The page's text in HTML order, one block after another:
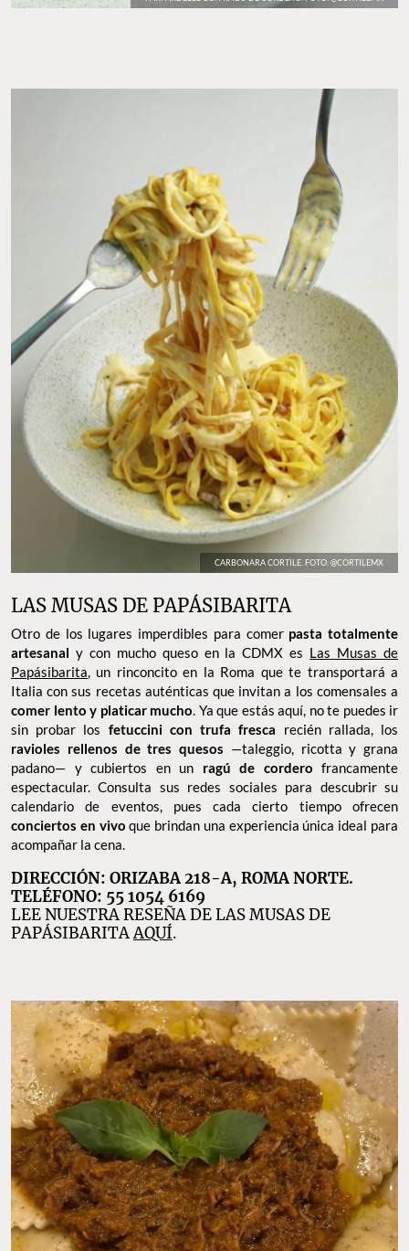
CARBONARA CORTILE. FOTO: @CORTILEMX
LAS MUSAS DE PAPÁSIBARITA
Otro de los lugares imperdibles para comer pasta totalmente
artesanal y con mucho queso en la CDMX es Las Musas de
Papásibarita, un rinconcito en la Roma que te transportará a
Italia con sus recetas auténticas que invitan a los comensales a
comer lento y platicar mucho. Ya que estás aquí, no te puedes ir
sin probar los fetuccini con trufa fresca recién rallada, los
ravioles rellenos de tres quesos —taleggio, ricotta y grana
padano— y cubiertos en un ragú de cordero francamente
espectacular. Consulta sus redes sociales para descubrir su
calendario de eventos, pues cada cierto tiempo ofrecen
conciertos en vivoque brindan una experiencia única ideal para
acompañar la cena.
DIRECCIÓN: ORIZABA 218-A, ROMA NORTE.
TELÉFONO: 55 1054 6169
LEE NUESTRA RESEÑA DE LAS MUSAS DE
PAPÁSIBARITAAQUÍ.